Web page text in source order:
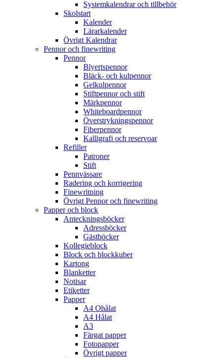
Systemkalendrar och tillbehör
Skolstart
Kalender
Lärarkalender
Övrigt Kalendrar
Pennor och finewriting
Pennor
Blyertspennor
Bläck- och kulpennor
Gelkulpennor
Stiftpennor och stift
Märkpennor
Whiteboardpennor
Överstrykningspennor
Fiberpennor
Kalligrafi och reservoar
Refiller
Patroner
Stift
Pennvässare
Radering och korrigering
Finewritning
Övrigt Pennor och finewriting
Papper och block
Anteckningsböcker
Adressböcker
Gästböcker
Kollegieblock
Block och blockkuber
Kartong
Blanketter
Notisar
Etiketter
Papper
A4 Ohålat
A4 Hålat
A3
Färgat papper
Fotopapper
Övrigt papper